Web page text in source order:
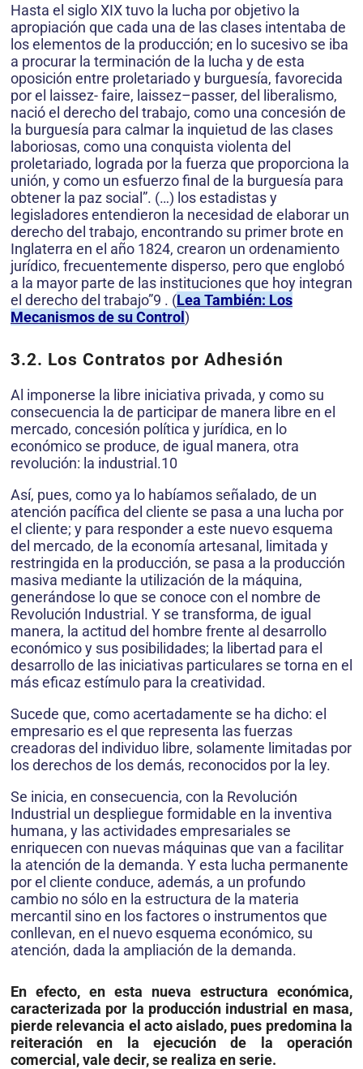
Hasta el siglo XIX tuvo la lucha por objetivo la
apropiación que cada una de las clases intentaba de
los elementos de la producción; en lo sucesivo se iba
a procurar la terminación de la lucha y de esta
oposición entre proletariado y burguesía, favorecida
por el laissez- faire, laissez–passer, del liberalismo,
nació el derecho del trabajo, como una concesión de
la burguesía para calmar la inquietud de las clases
laboriosas, como una conquista violenta del
proletariado, lograda por la fuerza que proporciona la
unión, y como un esfuerzo final de la burguesía para
obtener la paz social”. (…) los estadistas y
legisladores entendieron la necesidad de elaborar un
derecho del trabajo, encontrando su primer brote en
Inglaterra en el año 1824, crearon un ordenamiento
jurídico, frecuentemente disperso, pero que englobó
a la mayor parte de las instituciones que hoy integran
el derecho del trabajo”9 . (Lea También: Los
Mecanismos de su Control)
3.2. Los Contratos por Adhesión
Al imponerse la libre iniciativa privada, y como su
consecuencia la de participar de manera libre en el
mercado, concesión política y jurídica, en lo
económico se produce, de igual manera, otra
revolución: la industrial.10
Así, pues, como ya lo habíamos señalado, de un
atención pacífica del cliente se pasa a una lucha por
el cliente; y para responder a este nuevo esquema
del mercado, de la economía artesanal, limitada y
restringida en la producción, se pasa a la producción
masiva mediante la utilización de la máquina,
generándose lo que se conoce con el nombre de
Revolución Industrial. Y se transforma, de igual
manera, la actitud del hombre frente al desarrollo
económico y sus posibilidades; la libertad para el
desarrollo de las iniciativas particulares se torna en el
más eficaz estímulo para la creatividad.
Sucede que, como acertadamente se ha dicho: el
empresario es el que representa las fuerzas
creadoras del individuo libre, solamente limitadas por
los derechos de los demás, reconocidos por la ley.
Se inicia, en consecuencia, con la Revolución
Industrial un despliegue formidable en la inventiva
humana, y las actividades empresariales se
enriquecen con nuevas máquinas que van a facilitar
la atención de la demanda. Y esta lucha permanente
por el cliente conduce, además, a un profundo
cambio no sólo en la estructura de la materia
mercantil sino en los factores o instrumentos que
conllevan, en el nuevo esquema económico, su
atención, dada la ampliación de la demanda.
En efecto, en esta nueva estructura económica,
caracterizada por la producción industrial en masa,
pierde relevancia el acto aislado, pues predomina la
reiteración en la ejecución de la operación
comercial, vale decir, se realiza en serie.